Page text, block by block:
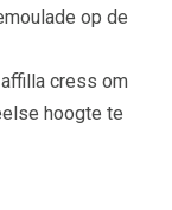
op de
cress om
hoogte te